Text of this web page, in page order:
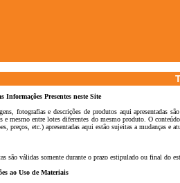
Informações Presentes neste Site
fotografias e descrições de produtos aqui apresentadas
e mesmo entre lotes diferentes do mesmo produto. O
preços, etc.) apresentadas aqui estão sujeitas a mudanças e
são válidas somente durante o prazo estipulado ou final do
ao Uso de Materiais